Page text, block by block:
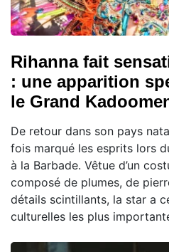
Rihanna fait
: une apparition
le Grand
De retour dans son pays
fois marqué les esprits lors
à la Barbade. Vêtue d’un
composé de plumes, de
détails scintillants, la star a
culturelles les plus